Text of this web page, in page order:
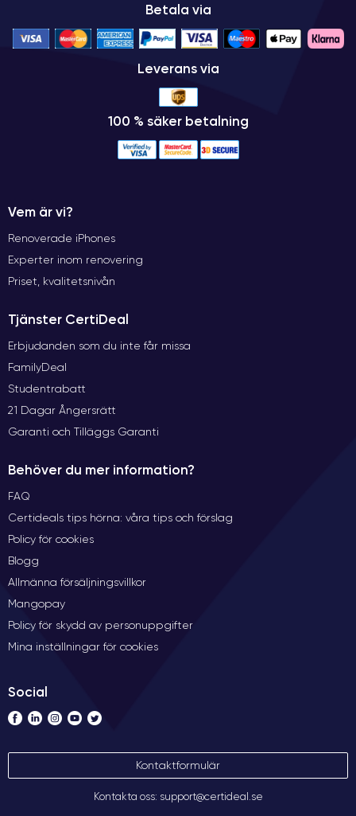
Betala via
Leverans via
100 % säker betalning
Vem är vi?
Renoverade iPhones
Experter inom renovering
Priset, kvalitetsnivån
Tjänster CertiDeal
Erbjudanden som du inte får missa
FamilyDeal
Studentrabatt
21 Dagar Ångersrätt
Garanti och Tilläggs Garanti
Behöver du mer information?
FAQ
Certideals tips hörna: våra tips och förslag
Policy för cookies
Blogg
Allmänna försäljningsvillkor
Mangopay
Policy för skydd av personuppgifter
Mina inställningar för cookies
Social
Kontaktformulär
Kontakta oss: support@certideal.se